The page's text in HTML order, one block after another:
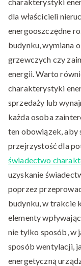
dla właścicieli
energooszczędne
budynku, wymiana
grzewczych czy
energii. Warto
charakterystyki
sprzedaży lub
każda osoba
ten obowiązek, aby
przejrzystość dla
świadectwo
uzyskanie
poprzez
budynku, w trakcie
elementy
nie tylko sposób, w
sposób wentylacji,
energetyczną